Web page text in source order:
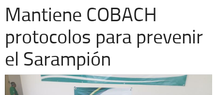
Cronos
Economía
Espectáculos
Extra +
Mantiene COBACH
protocolos para prevenir
el Sarampión